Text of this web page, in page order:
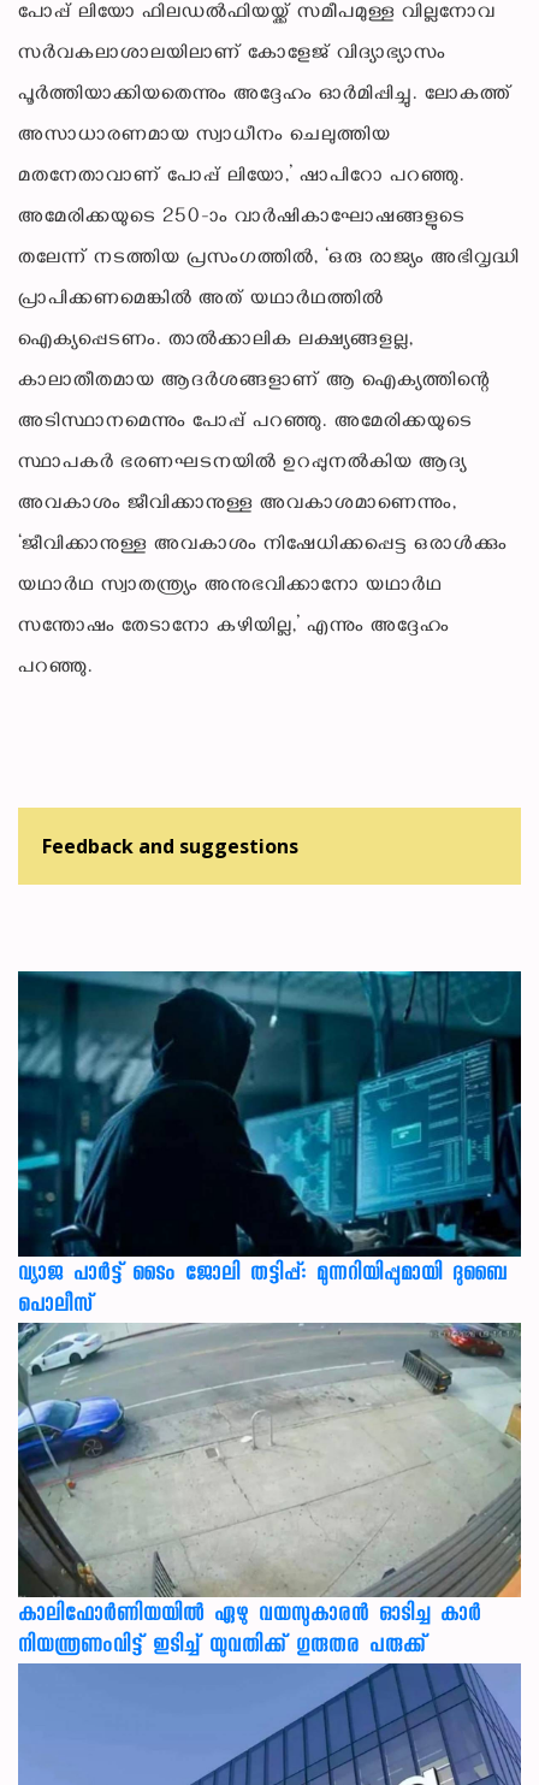
പോപ്പ് ലിയോ ഫിലഡല്‍ഫിയയ്ക്ക് സമീപമുള്ള വില്ലനോവ
സര്‍വകലാശാലയിലാണ് കോളേജ് വിദ്യാഭ്യാസം
പൂര്‍ത്തിയാക്കിയതെന്നും അദ്ദേഹം ഓര്‍മിപ്പിച്ചു. ലോകത്ത്
അസാധാരണമായ സ്വാധീനം ചെലുത്തിയ
മതനേതാവാണ് പോപ്പ് ലിയോ,’ ഷാപിറോ പറഞ്ഞു.
അമേരിക്കയുടെ 250-ാം വാര്‍ഷികാഘോഷങ്ങളുടെ
തലേന്ന് നടത്തിയ പ്രസംഗത്തില്‍, ‘ഒരു രാജ്യം അഭിവൃദ്ധി
പ്രാപിക്കണമെങ്കില്‍ അത് യഥാര്‍ഥത്തില്‍
ഐക്യപ്പെടണം. താല്‍ക്കാലിക ലക്ഷ്യങ്ങളല്ല,
കാലാതീതമായ ആദര്‍ശങ്ങളാണ് ആ ഐക്യത്തിന്റെ
അടിസ്ഥാനമെന്നും പോപ്പ് പറഞ്ഞു. അമേരിക്കയുടെ
സ്ഥാപകര്‍ ഭരണഘടനയില്‍ ഉറപ്പുനല്‍കിയ ആദ്യ
അവകാശം ജീവിക്കാനുള്ള അവകാശമാണെന്നും,
‘ജീവിക്കാനുള്ള അവകാശം നിഷേധിക്കപ്പെട്ട ഒരാള്‍ക്കും
യഥാര്‍ഥ സ്വാതന്ത്ര്യം അനുഭവിക്കാനോ യഥാര്‍ഥ
സന്തോഷം തേടാനോ കഴിയില്ല,’ എന്നും അദ്ദേഹം
പറഞ്ഞു.
Feedback and suggestions
വ്യാജ പാർട്ട് ടൈം ജോലി തട്ടിപ്പ്: മുന്നറിയിപ്പുമായി ദുബൈ
പൊലീസ്
കാലിഫോര്‍ണിയയില്‍ ഏഴു വയസുകാരന്‍ ഓടിച്ച കാര്‍
നിയന്ത്രണംവിട്ട് ഇടിച്ച് യുവതിക്ക് ഗുരുതര പരുക്ക്